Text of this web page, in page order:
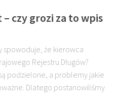
czy grozi za to wpis
spowoduje, że kierowca
Rejestru Długów?
podzielone, a problemy jakie
Dlatego postanowiliśmy